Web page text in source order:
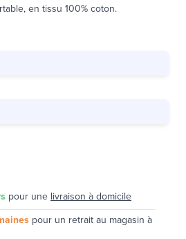
en tissu 100% coton.
pour une livraison à domicile
pour un retrait au magasin à